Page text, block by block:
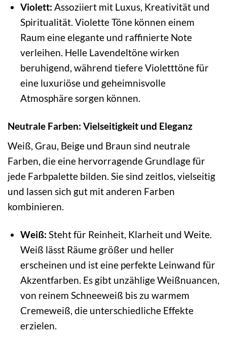
Violett: Assoziiert mit Luxus, Kreativität und
Spiritualität. Violette Töne können einem
Raum eine elegante und raffinierte Note
verleihen. Helle Lavendeltöne wirken
beruhigend, während tiefere Violetttöne für
eine luxuriöse und geheimnisvolle
Atmosphäre sorgen können.
Neutrale Farben: Vielseitigkeit und Eleganz
Weiß, Grau, Beige und Braun sind neutrale
Farben, die eine hervorragende Grundlage für
jede Farbpalette bilden. Sie sind zeitlos, vielseitig
und lassen sich gut mit anderen Farben
kombinieren.
Weiß: Steht für Reinheit, Klarheit und Weite.
Weiß lässt Räume größer und heller
erscheinen und ist eine perfekte Leinwand für
Akzentfarben. Es gibt unzählige Weißnuancen,
von reinem Schneeweiß bis zu warmem
Cremeweiß, die unterschiedliche Effekte
erzielen.